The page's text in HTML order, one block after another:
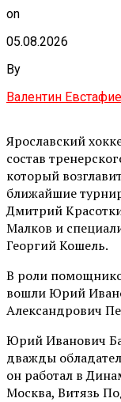
on
05.08.2026
By
Валентин
Ярославский
состав
который
ближайшие
Дмитрий
Малков и
Георгий Кошель.
В роли
вошли Юрий
Александрович
Юрий Иванович
дважды
он работал в
Москва, Витязь